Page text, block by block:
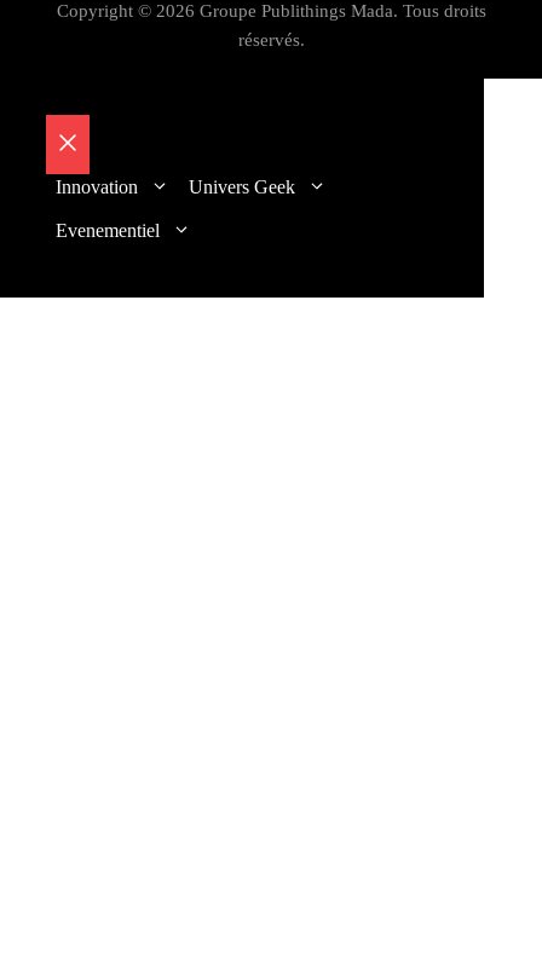
Copyright © 2026 Groupe Publithings Mada. Tous droits
réservés.
Fermer
Innovation Univers Geek
Evenementiel